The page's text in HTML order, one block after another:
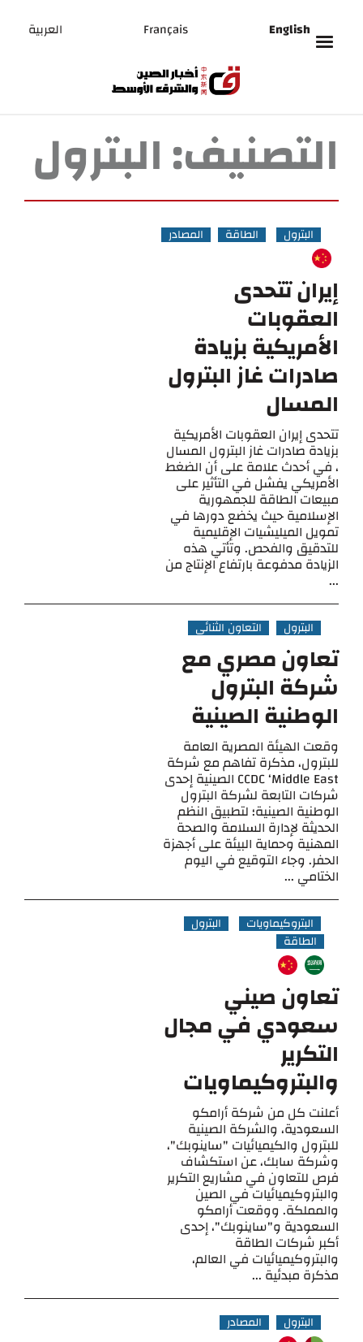
English
Français العربية
التصنيف:البترول
البترول الطاقة المصادر
إيران تتحدى
العقوبات
الأمريكية بزيادة
صادرات غاز البترول
المسال
تتحدى إيران العقوبات الأمريكية
بزيادة صادرات غاز البترول المسال
، في أحدث علامة على أن الضغط
الأمريكي يفشل في التأثير على
مبيعات الطاقة للجمهورية
الإسلامية حيث يخضع دورها في
تمويل الميليشيات الإقليمية
للتدقيق والفحص. وتأتي هذه
الزيادة مدفوعة بارتفاع الإنتاج من
...
البترول التعاون الثنائي
تعاون مصري مع
شركة البترول
الوطنية الصينية
وقعت الهيئة المصرية العامة
للبترول، مذكرة تفاهم مع شركة
CCDC ‘Middle East الصينية إحدى
شركات التابعة لشركة البترول
الوطنية الصينية؛ لتطبيق النظم
الحديثة لإدارة السلامة والصحة
المهنية وحماية البيئة على أجهزة
الحفر. وجاء التوقيع في اليوم
الختامي ...
البتروكيماويات
البترول
الطاقة
تعاون صيني
سعودي في مجال
التكرير
والبتروكيماويات
أعلنت كل من شركة أرامكو
السعودية، والشركة الصينية
للبترول والكيميائيات "ساينوبك"،
وشركة سابك، عن استكشاف
فرص للتعاون في مشاريع التكرير
والبتروكيميائيات في الصين
والمملكة. ووقعت أرامكو
السعودية و"ساينوبك"، إحدى
أكبر شركات الطاقة
والبتروكيميائيات في العالم،
مذكرة مبدئية ...
البترول المصادر